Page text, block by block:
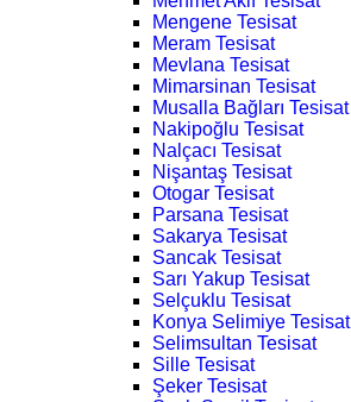
Mengene Tesisat
Meram Tesisat
Mevlana Tesisat
Mimarsinan Tesisat
Musalla Bağları Tesisat
Nakipoğlu Tesisat
Nalçacı Tesisat
Nişantaş Tesisat
Otogar Tesisat
Parsana Tesisat
Sakarya Tesisat
Sancak Tesisat
Sarı Yakup Tesisat
Selçuklu Tesisat
Konya Selimiye Tesisat
Selimsultan Tesisat
Sille Tesisat
Şeker Tesisat